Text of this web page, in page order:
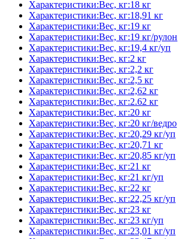
Характеристики:Вес, кг:18 кг
Характеристики:Вес, кг:18,91 кг
Характеристики:Вес, кг:19 кг
Характеристики:Вес, кг:19 кг/рулон
Характеристики:Вес, кг:19,4 кг/уп
Характеристики:Вес, кг:2 кг
Характеристики:Вес, кг:2,2 кг
Характеристики:Вес, кг:2,5 кг
Характеристики:Вес, кг:2,62 кг
Характеристики:Вес, кг:2.62 кг
Характеристики:Вес, кг:20 кг
Характеристики:Вес, кг:20 кг/ведро
Характеристики:Вес, кг:20,29 кг/уп
Характеристики:Вес, кг:20,71 кг
Характеристики:Вес, кг:20,85 кг/уп
Характеристики:Вес, кг:21 кг
Характеристики:Вес, кг:21 кг/уп
Характеристики:Вес, кг:22 кг
Характеристики:Вес, кг:22,25 кг/уп
Характеристики:Вес, кг:23 кг
Характеристики:Вес, кг:23 кг/уп
Характеристики:Вес, кг:23,01 кг/уп